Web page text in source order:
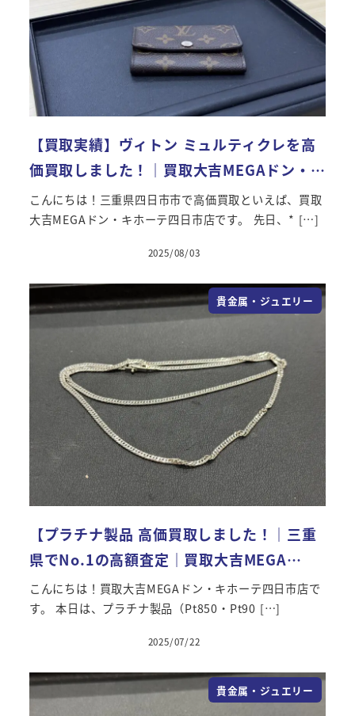
【買取実績】ヴィトン ミュルティクレを高
価買取しました！｜買取大吉MEGAドン・…
こんにちは！三重県四日市市で高価買取といえば、買取
大吉MEGAドン・キホーテ四日市店です。 先日、* […]
2025/08/03
貴金属・ジュエリー
【プラチナ製品 高価買取しました！｜三重
県でNo.1の高額査定｜買取大吉MEGA…
こんにちは！買取大吉MEGAドン・キホーテ四日市店で
す。 本日は、プラチナ製品（Pt850・Pt90 […]
2025/07/22
貴金属・ジュエリー